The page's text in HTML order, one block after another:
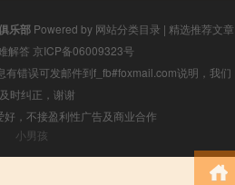
乐部Powered by 网站分类目录 | 精选推荐文章
解答 京ICP备06009323号
有错误可发邮件到f_fb#foxmail.com说明，我们
时纠正，谢谢
，不接盈利性广告及商业合作
小男孩